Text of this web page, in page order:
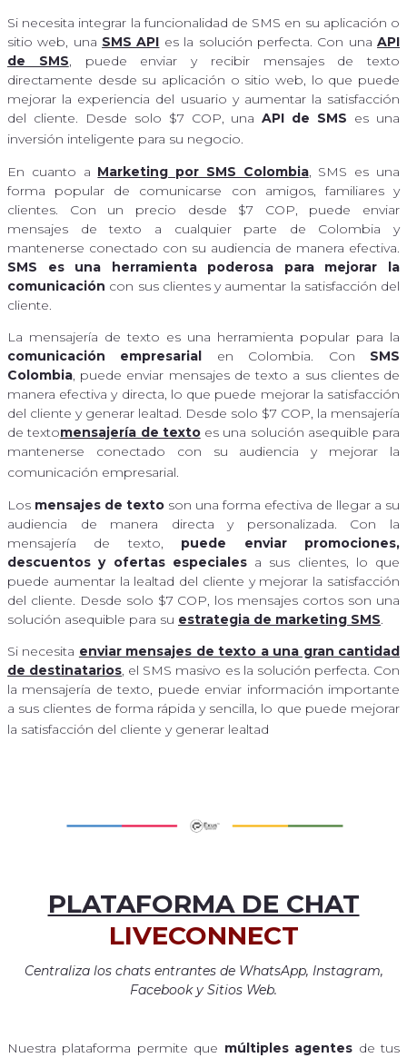
Si necesita integrar la funcionalidad de SMS en su aplicación o
sitio web, una SMS API es la solución perfecta. Con unaAPI
de SMS, puede enviar y recibir mensajes de texto
directamente desde su aplicación o sitio web, lo que puede
mejorar la experiencia del usuario y aumentar la satisfacción
del cliente. Desde solo $7 COP, unaAPI de SMS es una
inversión inteligente para su negocio.
En cuanto a Marketing por SMS Colombia, SMS es una
forma popular de comunicarse con amigos, familiares y
clientes. Con un precio desde $7 COP, puede enviar
mensajes de texto a cualquier parte de Colombia y
mantenerse conectado con su audiencia de manera efectiva.
SMS es una herramienta poderosa para mejorar la
comunicación con sus clientes y aumentar la satisfacción del
cliente.
La mensajería de texto es una herramienta popular para la
comunicación empresarial en Colombia. Con SMS
Colombia, puede enviar mensajes de texto a sus clientes de
manera efectiva y directa, lo que puede mejorar la satisfacción
del cliente y generar lealtad. Desde solo $7 COP, la mensajería
de textomensajería de textoes una solución asequible para
mantenerse conectado con su audiencia y mejorar la
comunicación empresarial.
Los mensajes de texto son una forma efectiva de llegar a su
audiencia de manera directa y personalizada. Con la
mensajería de texto, puede enviar promociones,
descuentos y ofertas especialesa sus clientes, lo que
puede aumentar la lealtad del cliente y mejorar la satisfacción
del cliente. Desde solo $7 COP, los mensajes cortos son una
solución asequible para su estrategia de marketing SMS.
Si necesita enviar mensajes de texto a una gran cantidad
de destinatarios, el SMS masivo es la solución perfecta. Con
la mensajería de texto, puede enviar información importante
a sus clientes de forma rápida y sencilla, lo que puede mejorar
la satisfacción del cliente y generar lealtad
PLATAFORMA DE CHAT
LIVECONNECT
Centraliza los chats entrantes de WhatsApp, Instagram,
Facebook y Sitios Web.
Nuestra plataforma permite que múltiples agentes de tus